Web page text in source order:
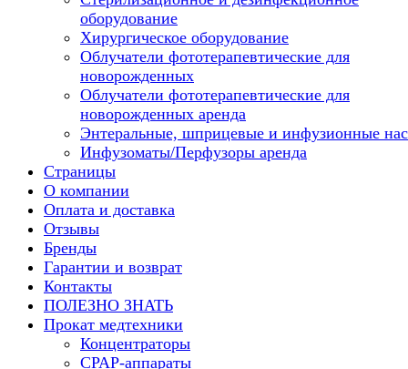
оборудование
Хирургическое оборудование
Облучатели фототерапевтические для
новорожденных
Облучатели фототерапевтические для
новорожденных аренда
Энтеральные, шприцевые и инфузионные
Инфузоматы/Перфузоры аренда
Страницы
О компании
Оплата и доставка
Отзывы
Бренды
Гарантии и возврат
Контакты
ПОЛЕЗНО ЗНАТЬ
Прокат медтехники
Концентраторы
CPAP-аппараты